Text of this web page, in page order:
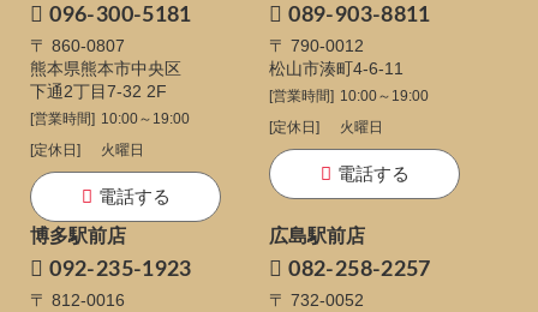
096-300-5181
〒 860-0807
熊本県熊本市中央区
下通2丁目7-32 2F
[営業時間] 10:00～19:00
[定休日]
火曜日
電話する
089-903-8811
〒 790-0012
松山市湊町4-6-11
[営業時間] 10:00～19:00
[定休日]
火曜日
電話する
博多駅前店
092-235-1923
〒 812-0016
広島駅前店
082-258-2257
〒 732-0052